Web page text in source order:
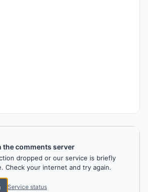
the comments server
dropped or our service is briefly
Check your internet and try again.
Service status